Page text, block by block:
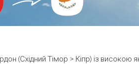
(Східний Тімор > Кіпр) із високою